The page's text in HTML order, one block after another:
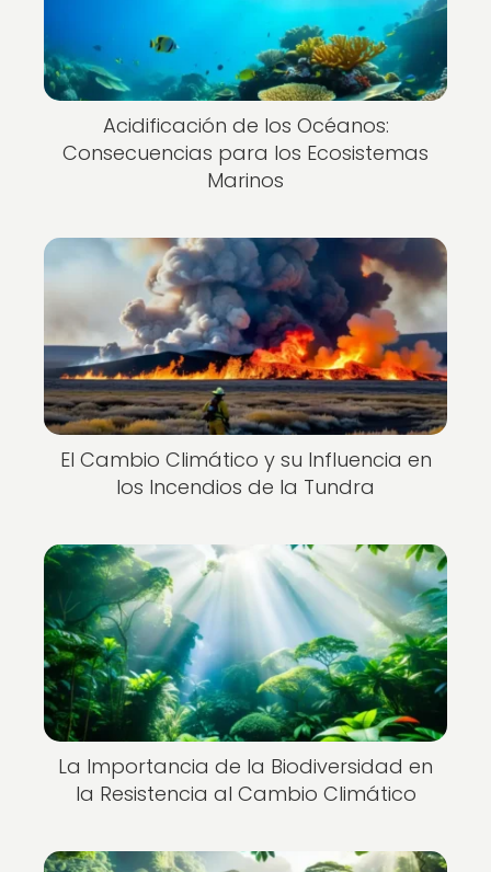
Acidificación de los Océanos:
Consecuencias para los Ecosistemas
Marinos
El Cambio Climático y su Influencia en
los Incendios de la Tundra
La Importancia de la Biodiversidad en
la Resistencia al Cambio Climático